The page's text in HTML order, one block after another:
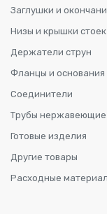
Заглушки и
Низы и крышки стоек
Держатели струн
Фланцы и основания
Соединители
Трубы нержавеющие
Готовые изделия
Другие товары
Расходные